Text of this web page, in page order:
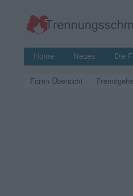
Home Neues Die
Foren-Übersicht